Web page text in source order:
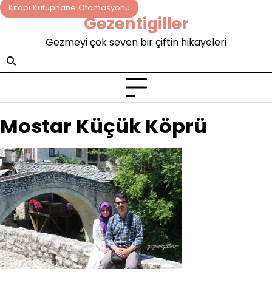
Skip
to
Kitapi Kütüphane Otomasyonu
Gezentigiller
Gezmeyi çok seven bir çiftin hikayeleri
Mostar Küçük Köprü